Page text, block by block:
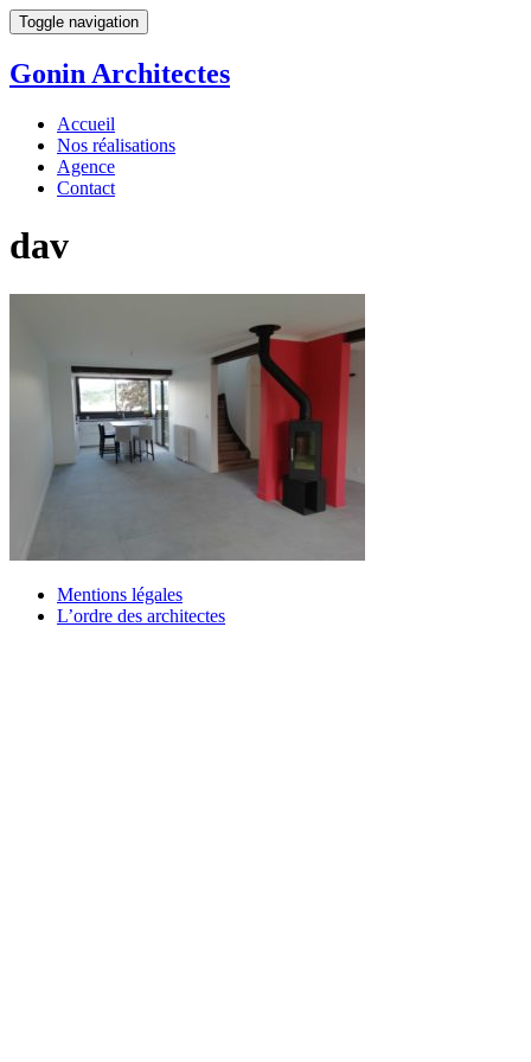
Toggle navigation
Gonin Architectes
Accueil
Nos réalisations
Agence
Contact
dav
Mentions légales
L’ordre des architectes